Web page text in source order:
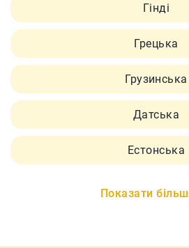
Гінді
Грецька
Грузинська
Датська
Естонська
Показати